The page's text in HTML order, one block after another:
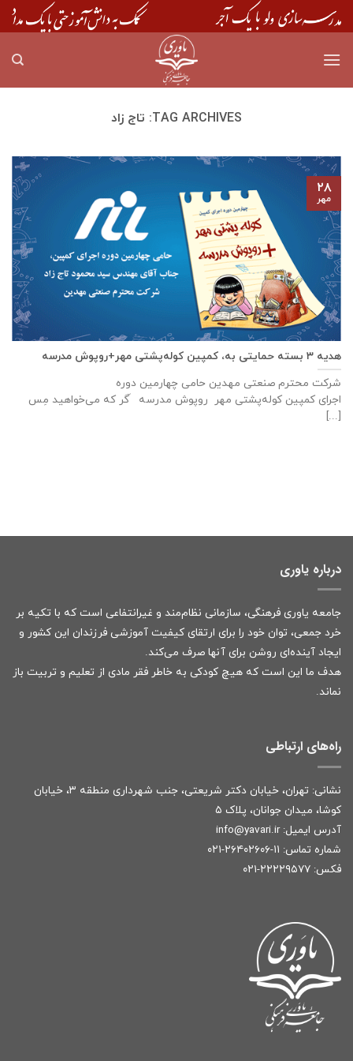
Skip
to
TAG ARCHIVES: تاج زاد
هدیه ۳ بسته حمایتی به، کمپین کوله‌پشتی مهر+روپوش مدرسه
شرکت محترم صنعتی مهدین حامی چهارمین دوره
اجرای کمپین کوله‌پشتی مهر روپوش مدرسه َگر که می‌خواهید مِس
[...]
۲۸
مهر
درباره یاوری
جامعه یاوری فرهنگی، سازمانی نظام‌مند و غیرانتفاعی است که با تکیه بر
خرد جمعی، توان خود را برای ارتقای کیفیت آموزشی فرزندان این کشور و
ایجاد آینده‌ای روشن برای آنها صرف می‌کند.
هدف ما این است که هیچ کودکی به خاطر فقر مادی از تعلیم و تربیت باز
نماند.
راه‌های ارتباطی
نشانی: تهران، خیابان دکتر شریعتی، جنب شهرداری منطقه ۳، خیابان
کوشا، میدان جوانان، پلاک ۵
آدرس ایمیل: info@yavari.ir
شماره تماس: ۱۱-۲۶۴۰۲۶۰۶-۰۲۱
فکس: ۲۲۲۲۹۵۷۷-۰۲۱